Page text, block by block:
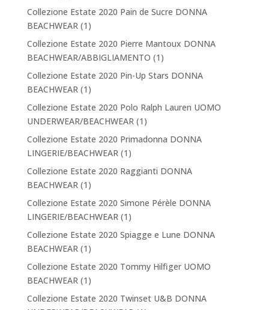
Collezione Estate 2020 Pain de Sucre DONNA
BEACHWEAR(1)
Collezione Estate 2020 Pierre Mantoux DONNA
BEACHWEAR/ABBIGLIAMENTO (1)
Collezione Estate 2020 Pin-Up Stars DONNA
BEACHWEAR(1)
Collezione Estate 2020 Polo Ralph Lauren UOMO
UNDERWEAR/BEACHWEAR(1)
Collezione Estate 2020 Primadonna DONNA
LINGERIE/BEACHWEAR(1)
Collezione Estate 2020 Raggianti DONNA
BEACHWEAR(1)
Collezione Estate 2020 Simone Pérèle DONNA
LINGERIE/BEACHWEAR(1)
Collezione Estate 2020 Spiagge e Lune DONNA
BEACHWEAR(1)
Collezione Estate 2020 Tommy Hilfiger UOMO
BEACHWEAR(1)
Collezione Estate 2020 Twinset U&B DONNA